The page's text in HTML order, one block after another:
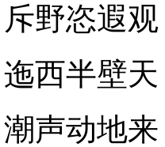
斥野恣遐观
迤西半壁天
潮声动地来